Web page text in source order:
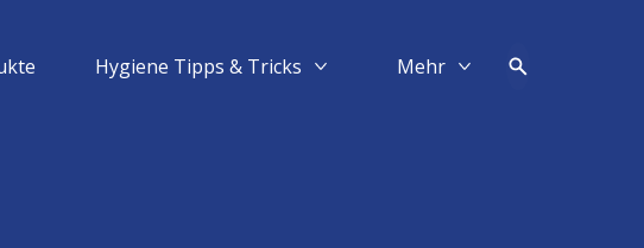
Hygiene Tipps & Tricks
Mehr Hygiene Tipps & Tricks
Mehr​
Mehr Mehr​